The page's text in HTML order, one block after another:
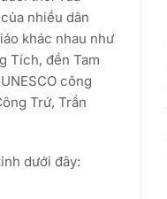
nhiều dân
khác nhau như
Tích, đền Tam
công
Trứ, Trần
dưới đây: